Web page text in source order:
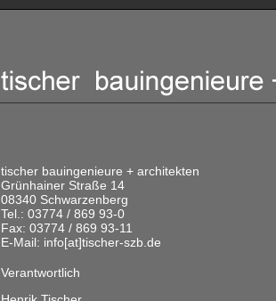
tischer bauingenieure + architekten
Grünhainer Straße 14
08340 Schwarzenberg
Tel.: 03774 / 869 93-0
Fax: 03774 / 869 93-11
E-Mail: info[at]tischer-szb.de
Verantwortlich